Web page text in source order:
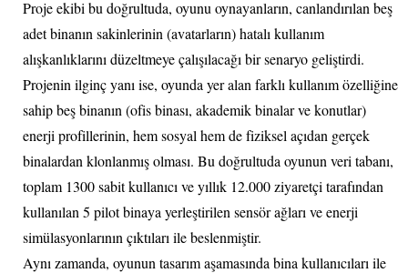
Proje ekibi bu doğrultuda, oyunu oynayanların, canlandırılan beş
adet binanın sakinlerinin (avatarların) hatalı kullanım
alışkanlıklarını düzeltmeye çalışılacağı bir senaryo geliştirdi.
Projenin ilginç yanı ise, oyunda yer alan farklı kullanım özelliğine
sahip beş binanın (ofis binası, akademik binalar ve konutlar)
enerji profillerinin, hem sosyal hem de fiziksel açıdan gerçek
binalardan klonlanmış olması. Bu doğrultuda oyunun veri tabanı,
toplam 1300 sabit kullanıcı ve yıllık 12.000 ziyaretçi tarafından
kullanılan 5 pilot binaya yerleştirilen sensör ağları ve enerji
simülasyonlarının çıktıları ile beslenmiştir.
Aynı zamanda, oyunun tasarım aşamasında bina kullanıcıları ile